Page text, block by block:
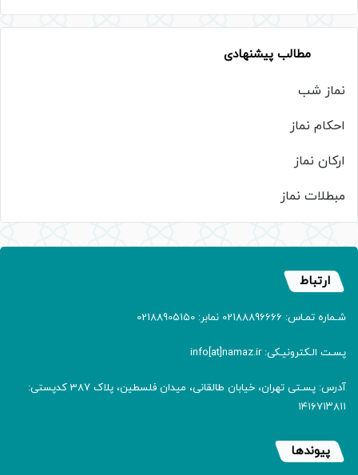
مطالب پیشنهادی
نماز شب
احکام نماز
ارکان نماز
مبطلات نماز
ارتباط
شـماره تمـاس: 02188896666 نمابر: 02188905150
پسـت الـکترونیـکی: info[at]namaz.ir
آدرس: پسـتی تهران، خیابان طالقانی، میدان فلسطین، پلاک 387 کدپستی:
۱۴۱۶۷۱۳۸۱۱
پیوندها